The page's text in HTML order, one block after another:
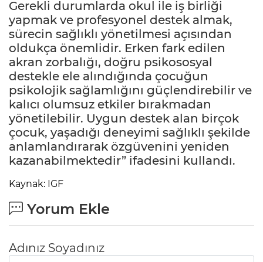
Gerekli durumlarda okul ile iş birliği
yapmak ve profesyonel destek almak,
sürecin sağlıklı yönetilmesi açısından
oldukça önemlidir. Erken fark edilen
akran zorbalığı, doğru psikososyal
destekle ele alındığında çocuğun
psikolojik sağlamlığını güçlendirebilir ve
kalıcı olumsuz etkiler bırakmadan
yönetilebilir. Uygun destek alan birçok
çocuk, yaşadığı deneyimi sağlıklı şekilde
anlamlandırarak özgüvenini yeniden
kazanabilmektedir” ifadesini kullandı.
Kaynak: IGF
Yorum Ekle
Adınız Soyadınız